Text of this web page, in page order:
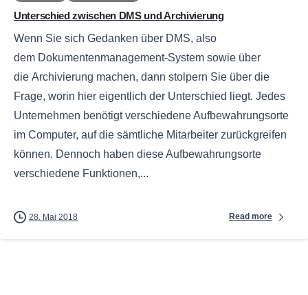
Unterschied zwischen DMS und Archivierung
Wenn Sie sich Gedanken über DMS, also
dem Dokumentenmanagement-System sowie über
die Archivierung machen, dann stolpern Sie über die
Frage, worin hier eigentlich der Unterschied liegt. Jedes
Unternehmen benötigt verschiedene Aufbewahrungsorte
im Computer, auf die sämtliche Mitarbeiter zurückgreifen
können. Dennoch haben diese Aufbewahrungsorte
verschiedene Funktionen,...
28. Mai 2018 Read more